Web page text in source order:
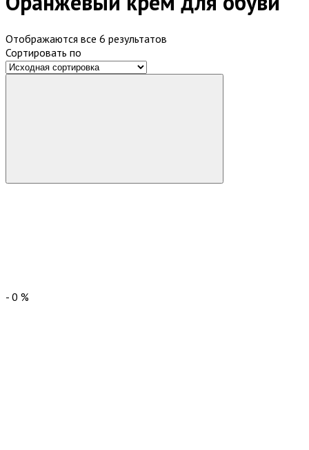
Отображаются все 6 результатов
Сортировать по
- 0 %